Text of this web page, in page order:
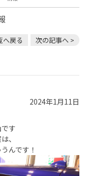
へ戻る 次の記事へ >
2024年1月11日
す
、
んです！